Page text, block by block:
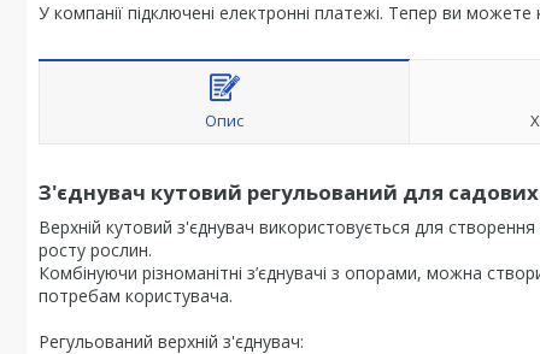
У компанії підключені електронні платежі. Тепер ви
Опис
З'єднувач кутовий регульований для
Верхній кутовий з'єднувач використовується для
росту рослин.
Комбінуючи різноманітні з’єднувачі з опорами, можна
потребам користувача.
Регульований верхній з'єднувач: